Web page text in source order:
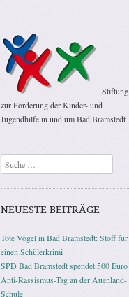
Stiftung
zur Förderung der Kinder- und
Jugendhilfe in und um Bad Bramstedt
Suchen
NEUESTE BEITRÄGE
Tote Vögel in Bad Bramstedt: Stoff für
einen Schülerkrimi
SPD Bad Bramstedt spendet 500 Euro
Anti-Rassismus-Tag an der Auenland-
Schule